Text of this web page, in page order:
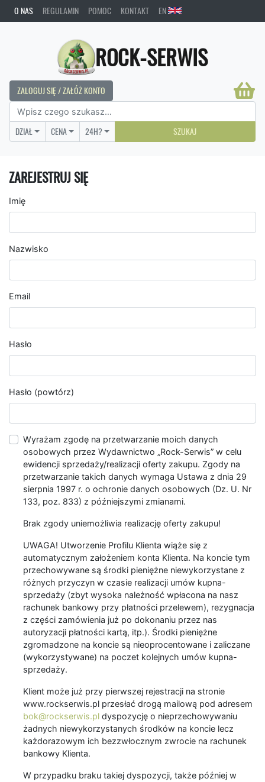
O NAS REGULAMIN POMOC KONTAKT EN
ROCK-SERWIS
ZALOGUJ SIĘ / ZAŁÓŻ KONTO
DZIAŁ CENA 24H? SZUKAJ
ZAREJESTRUJ SIĘ
Imię
Nazwisko
Email
Hasło
Hasło (powtórz)
Wyrażam zgodę na przetwarzanie moich danych
osobowych przez Wydawnictwo „Rock-Serwis” w celu
ewidencji sprzedaży/realizacji oferty zakupu. Zgody na
przetwarzanie takich danych wymaga Ustawa z dnia 29
sierpnia 1997 r. o ochronie danych osobowych (Dz. U. Nr
133, poz. 833) z późniejszymi zmianami.
Brak zgody uniemożliwia realizację oferty zakupu!
UWAGA! Utworzenie Profilu Klienta wiąże się z
automatycznym założeniem konta Klienta. Na koncie tym
przechowywane są środki pieniężne niewykorzystane z
różnych przyczyn w czasie realizacji umów kupna-
sprzedaży (zbyt wysoka należność wpłacona na nasz
rachunek bankowy przy płatności przelewem), rezygnacja
z części zamówienia już po dokonaniu przez nas
autoryzacji płatności kartą, itp.). Środki pieniężne
zgromadzone na koncie są nieoprocentowane i zaliczane
(wykorzystywane) na poczet kolejnych umów kupna-
sprzedaży.
Klient może już przy pierwszej rejestracji na stronie
www.rockserwis.pl przesłać drogą mailową pod adresem
bok@rockserwis.pl dyspozycję o nieprzechowywaniu
żadnych niewykorzystanych środków na koncie lecz
każdorazowym ich bezzwłocznym zwrocie na rachunek
bankowy Klienta.
W przypadku braku takiej dyspozycji, także później w